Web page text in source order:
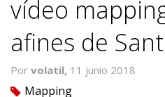
vídeo
afines de
Por volatil, 11 junio 2018
tag Mapping